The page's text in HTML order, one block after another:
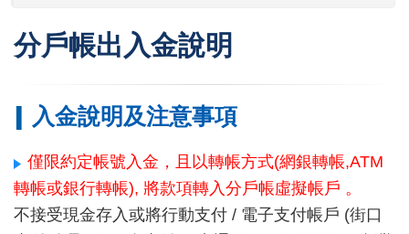
分戶帳出入金說明
入金說明及注意事項
僅限約定帳號入金，且以轉帳方式(網銀轉帳,ATM
轉帳或銀行轉帳), 將款項轉入分戶帳虛擬帳戶 。
不接受現金存入或將行動支付 / 電子支付帳戶 (街口